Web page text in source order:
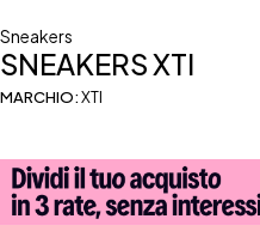
Sneakers
SNEAKERS XTI
MARCHIO:XTI